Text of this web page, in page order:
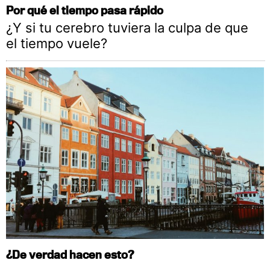
Por qué el tiempo pasa rápido
¿Y si tu cerebro tuviera la culpa de que
el tiempo vuele?
¿De verdad hacen esto?